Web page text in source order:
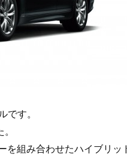
です。
を組み合わせたハイブリッ